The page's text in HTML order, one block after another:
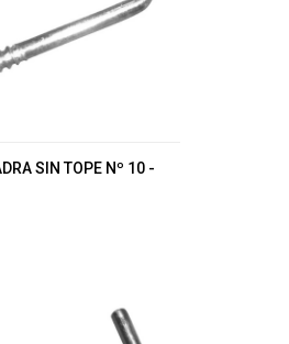
SIN TOPE Nº 10 -